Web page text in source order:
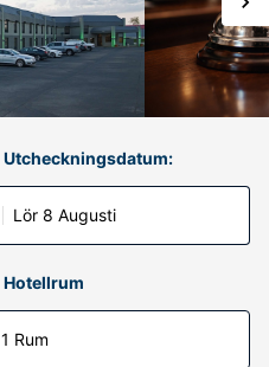
Utcheckningsdatum:
Lör 8 Augusti
Hotellrum
1 Rum